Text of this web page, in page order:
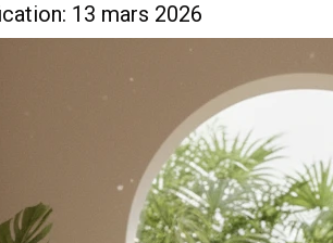
13 mars 2026